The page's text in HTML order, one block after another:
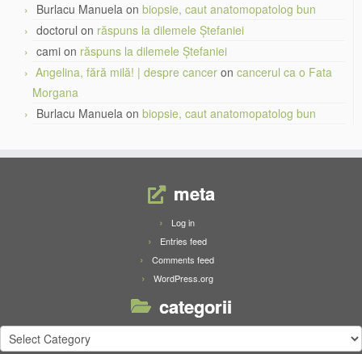
Burlacu Manuela on biopsie, caut anatomopatolog bun
doctorul on răspuns la dilemele Ștefaniei
cami on răspuns la dilemele Ștefaniei
Angelina, fără milă! | despre cancer on cancerul ca o Fata
Morgana
Burlacu Manuela on biopsie, caut anatomopatolog bun
meta
Log in
Entries feed
Comments feed
WordPress.org
categorii
categorii